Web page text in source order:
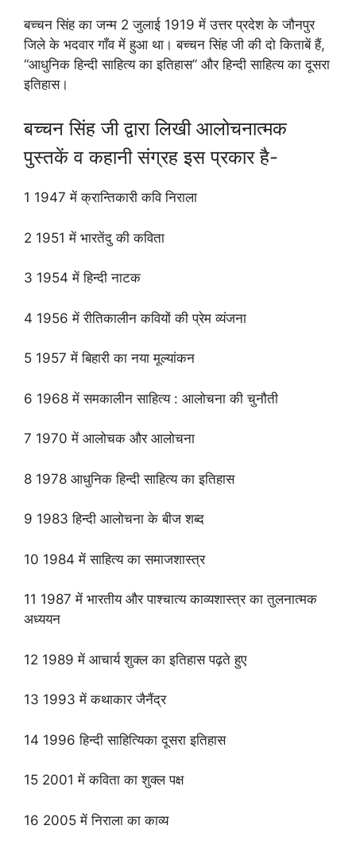
बच्चन सिंह का जन्म 2 जुलाई 1919 में उत्तर प्रदेश के जौनपुर
जिले के भदवार गाँव में हुआ था। बच्चन सिंह जी की दो किताबें हैं,
“आधुनिक हिन्दी साहित्य का इतिहास” और हिन्दी साहित्य का दूसरा
इतिहास।
बच्चन सिंह जी द्वारा लिखी आलोचनात्मक
पुस्तकें व कहानी संग्रह इस प्रकार है-
1 1947 में क्रान्तिकारी कवि निराला
2 1951 में भारतेंदु की कविता
3 1954 में हिन्दी नाटक
4 1956 में रीतिकालीन कवियों की प्रेम व्यंजना
5 1957 में बिहारी का नया मूल्यांकन
6 1968 में समकालीन साहित्य : आलोचना की चुनौती
7 1970 में आलोचक और आलोचना
8 1978 आधुनिक हिन्दी साहित्य का इतिहास
9 1983 हिन्दी आलोचना के बीज शब्द
10 1984 में साहित्य का समाजशास्त्र
11 1987 में भारतीय और पाश्चात्य काव्यशास्त्र का तुलनात्मक
अध्ययन
12 1989 में आचार्य शुक्ल का इतिहास पढ़ते हुए
13 1993 में कथाकार जैनैंद्र
14 1996 हिन्दी साहित्यिका दूसरा इतिहास
15 2001 में कविता का शुक्ल पक्ष
16 2005 में निराला का काव्य